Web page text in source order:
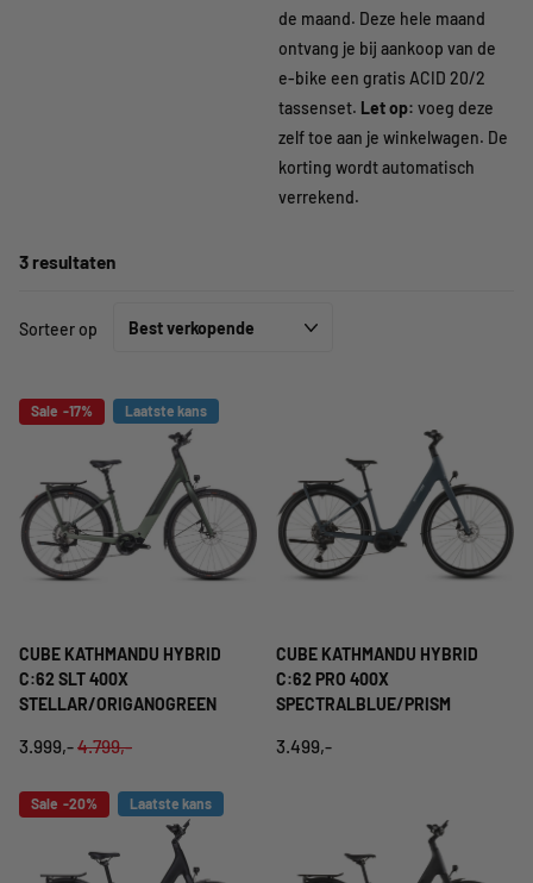
de maand. Deze hele maand
ontvang je bij aankoop van de
e-bike een gratis ACID 20/2
tassenset. Let op: voeg deze
zelf toe aan je winkelwagen. De
korting wordt automatisch
verrekend.
3 resultaten
Sorteer op
Sale -17% Laatste kans
CUBE KATHMANDU HYBRID
C:62 SLT 400X
STELLAR/ORIGANOGREEN
3.999,-4.799,-
CUBE KATHMANDU HYBRID
C:62 PRO 400X
SPECTRALBLUE/PRISM
3.499,-
Sale -20% Laatste kans